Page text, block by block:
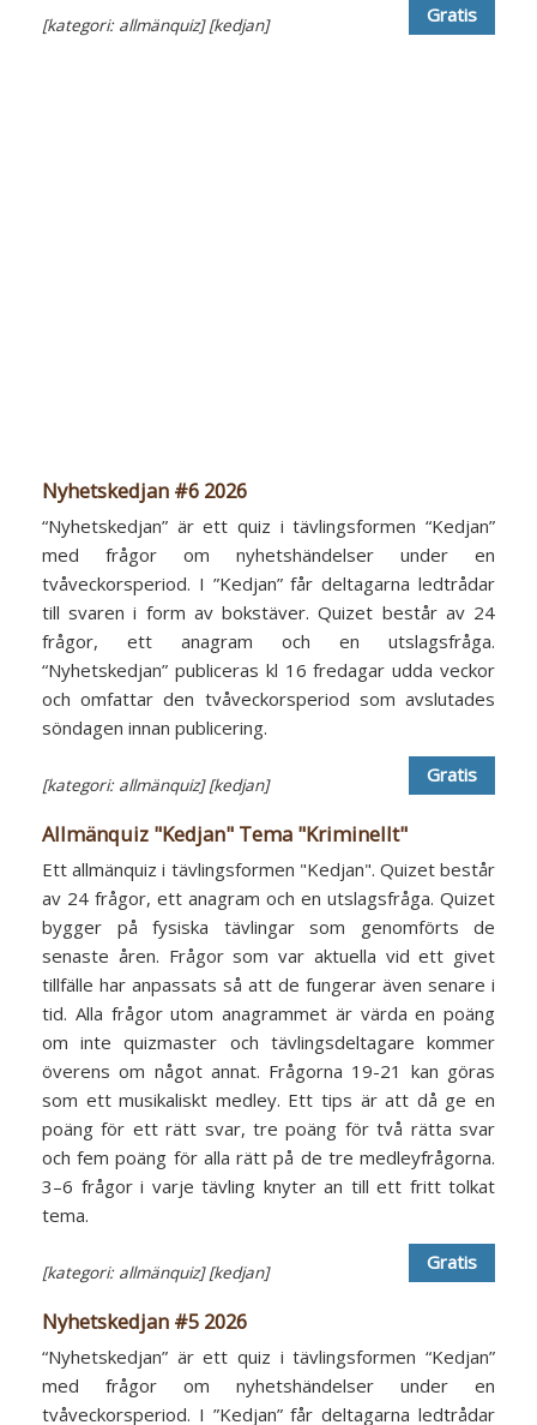
[kategori: allmänquiz] [kedjan] Gratis
Nyhetskedjan #6 2026
“Nyhetskedjan” är ett quiz i tävlingsformen “Kedjan”
med frågor om nyhetshändelser under en
tvåveckorsperiod. I ”Kedjan” får deltagarna ledtrådar
till svaren i form av bokstäver. Quizet består av 24
frågor, ett anagram och en utslagsfråga.
“Nyhetskedjan” publiceras kl 16 fredagar udda veckor
och omfattar den tvåveckorsperiod som avslutades
söndagen innan publicering.
[kategori: allmänquiz] [kedjan] Gratis
Allmänquiz "Kedjan" Tema "Kriminellt"
Ett allmänquiz i tävlingsformen "Kedjan". Quizet består
av 24 frågor, ett anagram och en utslagsfråga. Quizet
bygger på fysiska tävlingar som genomförts de
senaste åren. Frågor som var aktuella vid ett givet
tillfälle har anpassats så att de fungerar även senare i
tid. Alla frågor utom anagrammet är värda en poäng
om inte quizmaster och tävlingsdeltagare kommer
överens om något annat. Frågorna 19-21 kan göras
som ett musikaliskt medley. Ett tips är att då ge en
poäng för ett rätt svar, tre poäng för två rätta svar
och fem poäng för alla rätt på de tre medleyfrågorna.
3–6 frågor i varje tävling knyter an till ett fritt tolkat
tema.
[kategori: allmänquiz] [kedjan] Gratis
Nyhetskedjan #5 2026
“Nyhetskedjan” är ett quiz i tävlingsformen “Kedjan”
med frågor om nyhetshändelser under en
tvåveckorsperiod. I ”Kedjan” får deltagarna ledtrådar